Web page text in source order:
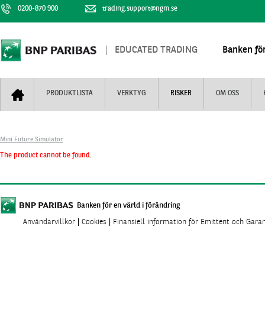
0200-870 900 trading.support@ngm.se
EDUCATED TRADING Banken
PRODUKTLISTA VERKTYG RISKER OM OSS
Mini Futures
Unlimited Turbos
Nya produkter
Stoppade & förfallna produkter
Nyhestbrev+
Realtidskurser
Knock-plocken
Kunskapscentra+
Finansiell information
Mini Future Simulator
The product cannot be found.
Banken för en värld i förändring
Användarvillkor Cookies Finansiell information för Emittent och